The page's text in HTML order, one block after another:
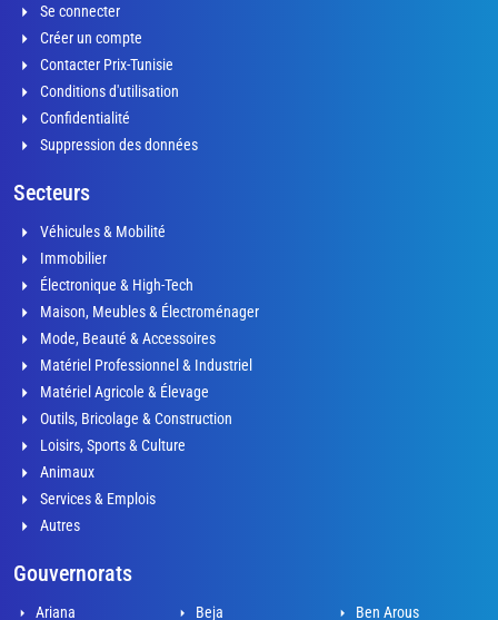
Se connecter
Créer un compte
Contacter Prix-Tunisie
Conditions d'utilisation
Confidentialité
Suppression des données
Secteurs
Véhicules & Mobilité
Immobilier
Électronique & High-Tech
Maison, Meubles & Électroménager
Mode, Beauté & Accessoires
Matériel Professionnel & Industriel
Matériel Agricole & Élevage
Outils, Bricolage & Construction
Loisirs, Sports & Culture
Animaux
Services & Emplois
Autres
Gouvernorats
Ariana Beja Ben Arous